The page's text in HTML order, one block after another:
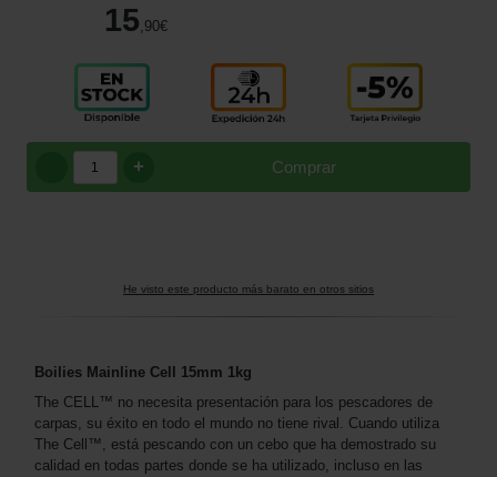
15 ,90€
Comprar
+
He visto este producto más barato en otros sitios
Boilies Mainline Cell 15mm 1kg
The CELL™ no necesita presentación para los pescadores de
carpas, su éxito en todo el mundo no tiene rival. Cuando utiliza
The Cell™, está pescando con un cebo que ha demostrado su
calidad en todas partes donde se ha utilizado, incluso en las